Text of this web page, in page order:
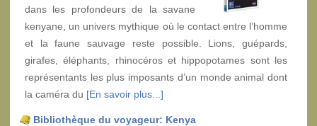
dans les profondeurs de la savane
kenyane, un univers mythique où le contact entre l’homme
et la faune sauvage reste possible. Lions, guépards,
girafes, éléphants, rhinocéros et hippopotames sont les
représentants les plus imposants d’un monde animal dont
la caméra du [En savoir plus...]
Bibliothèque du voyageur: Kenya